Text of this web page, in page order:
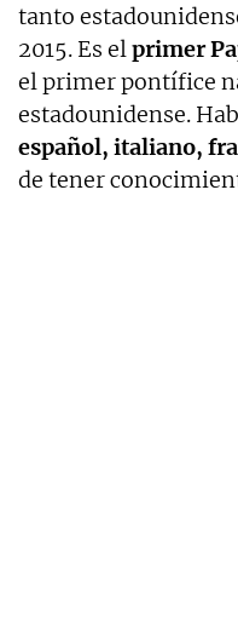
tanto
2015. Es elprimer
el primer pontífice
estadounidense.
español, italiano,
de tener